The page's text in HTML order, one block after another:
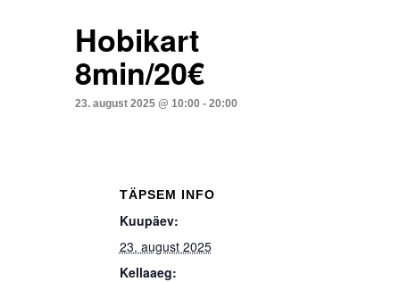
Hobikart
8min/20€
23. august 2025 @ 10:00 - 20:00
TÄPSEM INFO
Kuupäev:
23. august 2025
Kellaaeg: